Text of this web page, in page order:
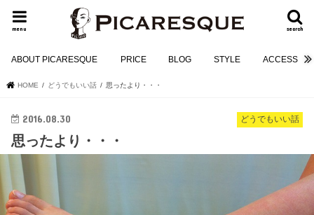
search
menu
ABOUT PICARESQUE PRICE BLOG STYLE ACCESS
HOME どうでもいい話 思ったより・・・
どうでもいい話
2016.08.30
思ったより・・・